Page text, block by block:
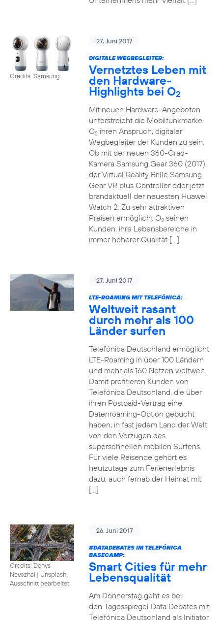
Credits: Samsung
27. Juni 2017
DIGITALE WEGBEGLEITER:
Vernetztes Leben mit
den Hardware-
Highlights bei O2
Mit neuen Hardware-Angeboten
unterstreicht die Mobilfunkmarke
O2ihren Anspruch, digitaler
Wegbegleiter der Kunden zu sein.
Ob mit der neuen 360-Grad-
Kamera Samsung Gear 360 (2017),
der Virtual Reality Brille Samsung
Gear VR plus Controller oder jetzt
brandaktuell der neuesten Huawei
Watch 2: Zu sehr attraktiven
Preisen ermöglicht O2seinen
Kunden, ihre Lebensbereiche in
immer höherer Qualität […]
27. Juni 2017
LTE-ROAMING MIT TELEFÓNICA:
Weltweit rasant
durch mehr als 100
Länder surfen
Telefónica Deutschland ermöglicht
LTE-Roaming in über 100 Ländern
und mehr als 160 Netzen weltweit.
Damit profitieren Kunden von
Telefónica Deutschland, die über
ihren Postpaid-Vertrag eine
Datenroaming-Option gebucht
haben, in fast jedem Land der Welt
von den Vorzügen des
superschnellen mobilen Surfens.
Für viele Reisende gehört es
heutzutage zum Ferienerlebnis
dazu, auch fernab der Heimat mit
[…]
Credits: Denys
Nevozhai | Unsplash,
Ausschnitt bearbeitet
26. Juni 2017
#DATADEBATESIM TELEFÓNICA
BASECAMP:
Smart Cities für mehr
Lebensqualität
Am Donnerstag geht es bei
den Tagesspiegel Data Debates mit
Telefónica Deutschland als Initiator